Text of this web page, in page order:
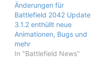
Änderungen für
Battlefield 2042 Update
3.1.2 enthüllt neue
Animationen, Bugs und
mehr
In "Battlefield News"